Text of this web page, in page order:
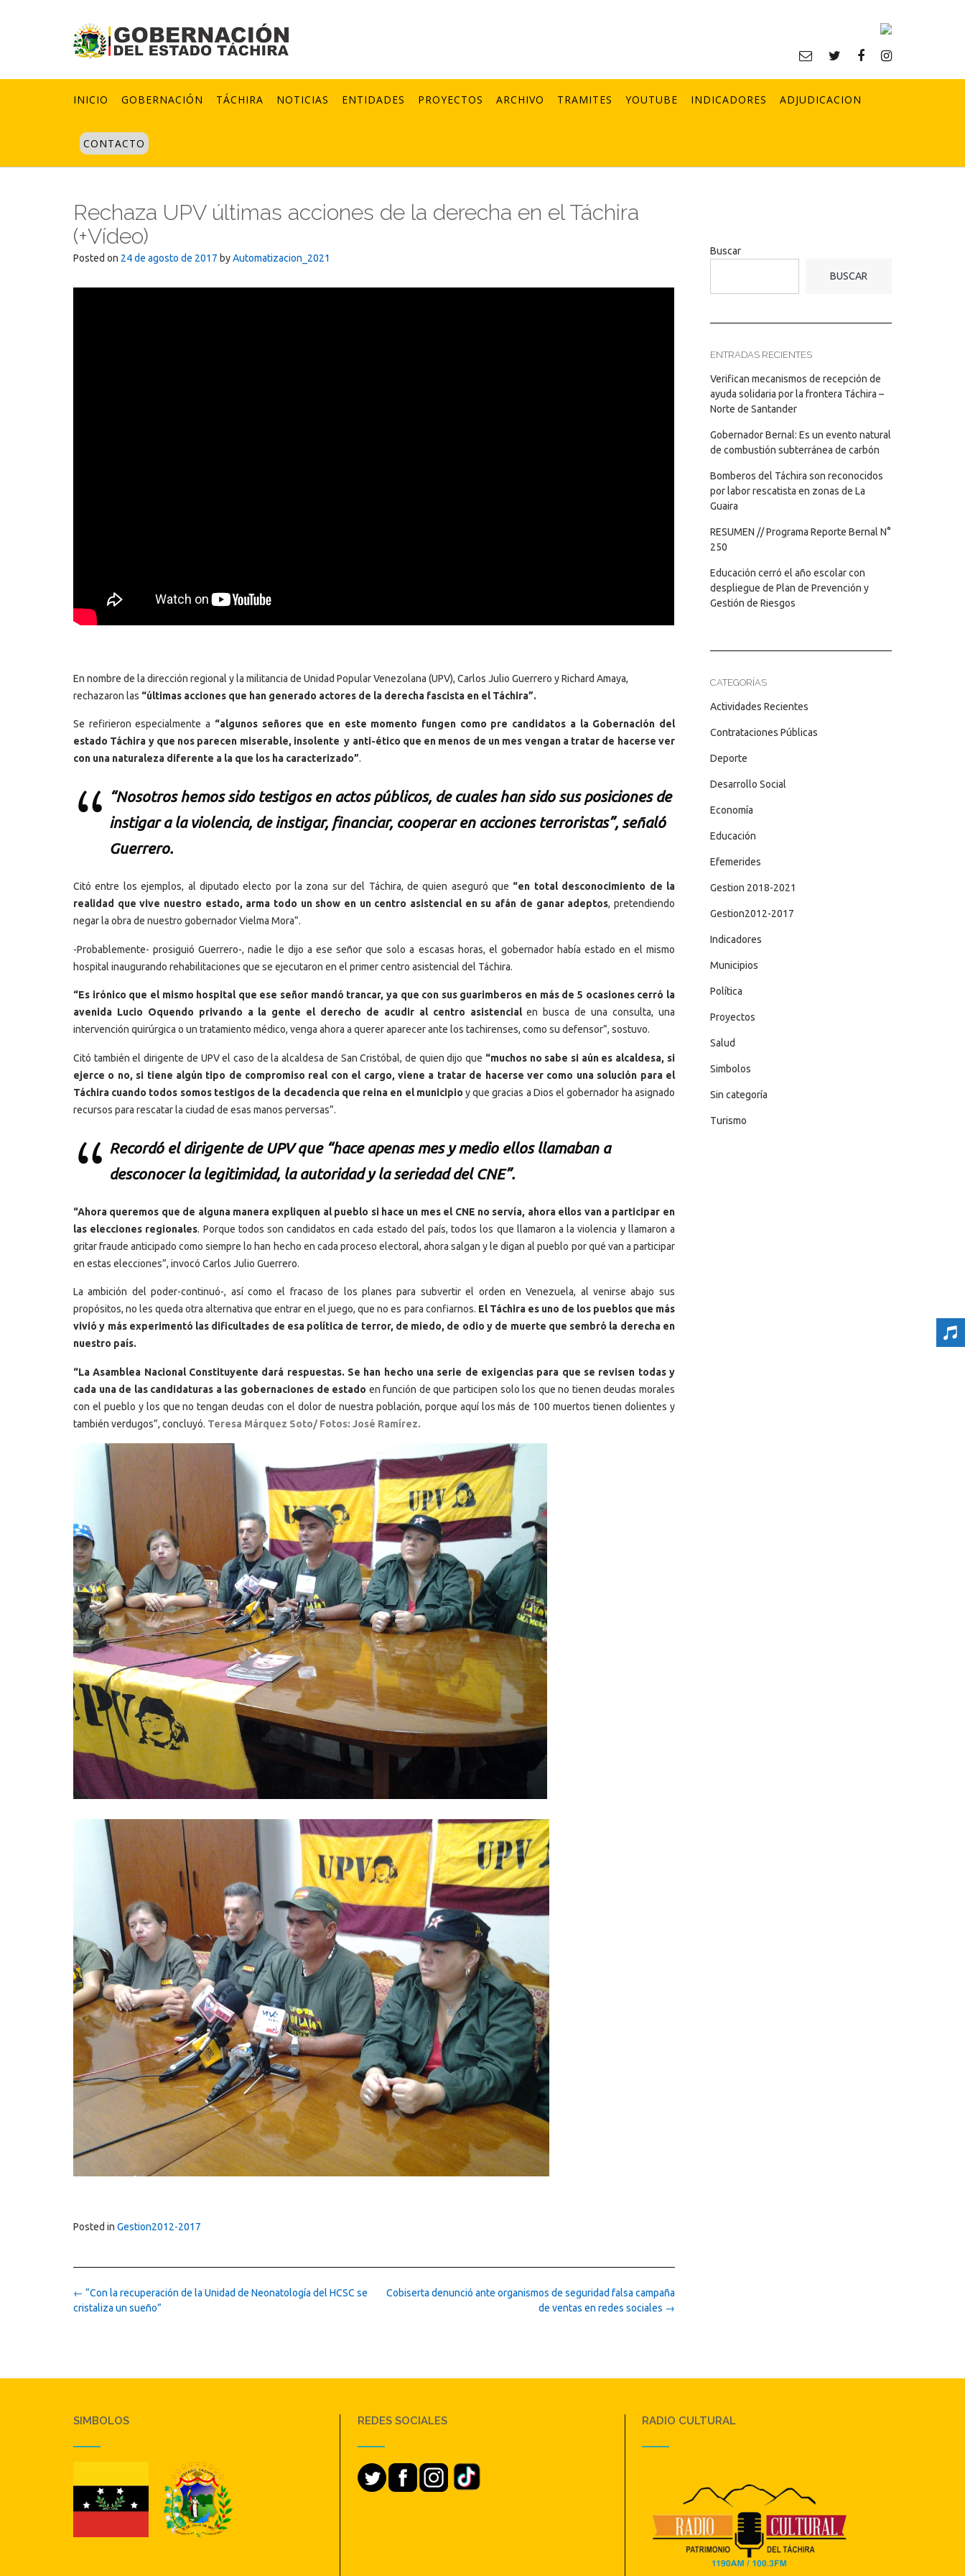
INICIO GOBERNACIÓN TÁCHIRA NOTICIAS ENTIDADES PROYECTOS ARCHIVO TRAMITES YOUTUBE INDICADORES ADJUDICACION
CONTACTO
Rechaza UPV últimas acciones de la derecha en el Táchira
(+Vídeo)
Posted on 24 de agosto de 2017 byAutomatizacion_2021
En nombre de la dirección regional y la militancia de Unidad Popular Venezolana (UPV), Carlos Julio Guerrero y Richard Amaya,
rechazaron las “últimas acciones que han generado actores de la derecha fascista en el Táchira”.
Se refirieron especialmente a “algunos señores que en este momento fungen como pre candidatos a la Gobernación del
estado Táchira y que nos parecen miserable, insolente y anti-ético que en menos de un mes vengan a tratar de hacerse ver
con una naturaleza diferente a la que los ha caracterizado”.
“Nosotros hemos sido testigos en actos públicos, de cuales han sido sus posiciones de
instigar a la violencia, de instigar, financiar, cooperar en acciones terroristas”, señaló
Guerrero.
Citó entre los ejemplos, al diputado electo por la zona sur del Táchira, de quien aseguró que “en total desconocimiento de la
realidad que vive nuestro estado, arma todo un show en un centro asistencial en su afán de ganar adeptos, pretendiendo
negar la obra de nuestro gobernador Vielma Mora”.
-Probablemente- prosiguió Guerrero-, nadie le dijo a ese señor que solo a escasas horas, el gobernador había estado en el mismo
hospital inaugurando rehabilitaciones que se ejecutaron en el primer centro asistencial del Táchira.
“Es irónico que el mismo hospital que ese señor mandó trancar, ya que con sus guarimberos en más de 5 ocasiones cerró la
avenida Lucio Oquendo privando a la gente el derecho de acudir al centro asistencialen busca de una consulta, una
intervención quirúrgica o un tratamiento médico, venga ahora a querer aparecer ante los tachirenses, como su defensor”, sostuvo.
Citó también el dirigente de UPV el caso de la alcaldesa de San Cristóbal, de quien dijo que “muchos no sabe si aún es alcaldesa, si
ejerce o no, si tiene algún tipo de compromiso real con el cargo, viene a tratar de hacerse ver como una solución para el
Táchira cuando todos somos testigos de la decadencia que reina en el municipio y que gracias a Dios el gobernador ha asignado
recursos para rescatar la ciudad de esas manos perversas”.
Recordó el dirigente de UPV que “hace apenas mes y medio ellos llamaban a
desconocer la legitimidad, la autoridad y la seriedad del CNE”.
“Ahora queremos que de alguna manera expliquen al pueblo si hace un mes el CNE no servía, ahora ellos van a participar en
las elecciones regionales. Porque todos son candidatos en cada estado del país, todos los que llamaron a la violencia y llamaron a
gritar fraude anticipado como siempre lo han hecho en cada proceso electoral, ahora salgan y le digan al pueblo por qué van a participar
en estas elecciones”, invocó Carlos Julio Guerrero.
La ambición del poder-continuó-, así como el fracaso de los planes para subvertir el orden en Venezuela, al venirse abajo sus
propósitos, no les queda otra alternativa que entrar en el juego, que no es para confiarnos. El Táchira es uno de los pueblos que más
vivió y más experimentó las dificultades de esa política de terror, de miedo, de odio y de muerte que sembró la derecha en
nuestro país.
“La Asamblea Nacional Constituyente dará respuestas. Se han hecho una serie de exigencias para que se revisen todas y
cada una de las candidaturas a las gobernaciones de estado en función de que participen solo los que no tienen deudas morales
con el pueblo y los que no tengan deudas con el dolor de nuestra población, porque aquí los más de 100 muertos tienen dolientes y
también verdugos”, concluyó. Teresa Márquez Soto/ Fotos: José Ramírez.
Posted in Gestion2012-2017
Post
navigation
Cobiserta denunció ante organismos de seguridad falsa campaña
de ventas en redes sociales →
← “Con la recuperación de la Unidad de Neonatología del HCSC se
cristaliza un sueño”
Buscar
BUSCAR
ENTRADAS RECIENTES
Verifican mecanismos de recepción de
ayuda solidaria por la frontera Táchira –
Norte de Santander
Gobernador Bernal: Es un evento natural
de combustión subterránea de carbón
Bomberos del Táchira son reconocidos
por labor rescatista en zonas de La
Guaira
RESUMEN // Programa Reporte Bernal N°
250
Educación cerró el año escolar con
despliegue de Plan de Prevención y
Gestión de Riesgos
CATEGORÍAS
Actividades Recientes
Contrataciones Públicas
Deporte
Desarrollo Social
Economía
Educación
Efemerides
Gestion 2018-2021
Gestion2012-2017
Indicadores
Municipios
Política
Proyectos
Salud
Simbolos
Sin categoría
Turismo
SIMBOLOS REDES SOCIALES RADIO CULTURAL